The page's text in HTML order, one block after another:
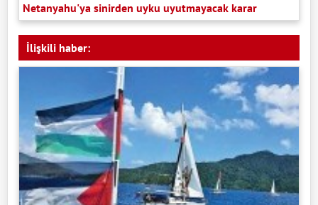
Netanyahu'ya sinirden uyku uyutmayacak karar
İlişkili haber: